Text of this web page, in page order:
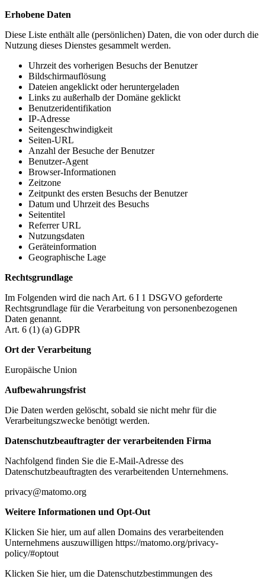
Erhobene Daten
Diese Liste enthält alle (persönlichen) Daten, die von oder durch die
Nutzung dieses Dienstes gesammelt werden.
Uhrzeit des vorherigen Besuchs der Benutzer
Bildschirmauflösung
Dateien angeklickt oder heruntergeladen
Links zu außerhalb der Domäne geklickt
Benutzeridentifikation
IP-Adresse
Seitengeschwindigkeit
Seiten-URL
Anzahl der Besuche der Benutzer
Benutzer-Agent
Browser-Informationen
Zeitzone
Zeitpunkt des ersten Besuchs der Benutzer
Datum und Uhrzeit des Besuchs
Seitentitel
Referrer URL
Nutzungsdaten
Geräteinformation
Geographische Lage
Rechtsgrundlage
Im Folgenden wird die nach Art. 6 I 1 DSGVO geforderte
Rechtsgrundlage für die Verarbeitung von personenbezogenen
Daten genannt.
Art. 6 (1) (a) GDPR
Ort der Verarbeitung
Europäische Union
Aufbewahrungsfrist
Die Daten werden gelöscht, sobald sie nicht mehr für die
Verarbeitungszwecke benötigt werden.
Datenschutzbeauftragter der verarbeitenden Firma
Nachfolgend finden Sie die E-Mail-Adresse des
Datenschutzbeauftragten des verarbeitenden Unternehmens.
privacy@matomo.org
Weitere Informationen und Opt-Out
Klicken Sie hier, um auf allen Domains des verarbeitenden
Unternehmens auszuwilligen https://matomo.org/privacy-
policy/#optout
Klicken Sie hier, um die Datenschutzbestimmungen des